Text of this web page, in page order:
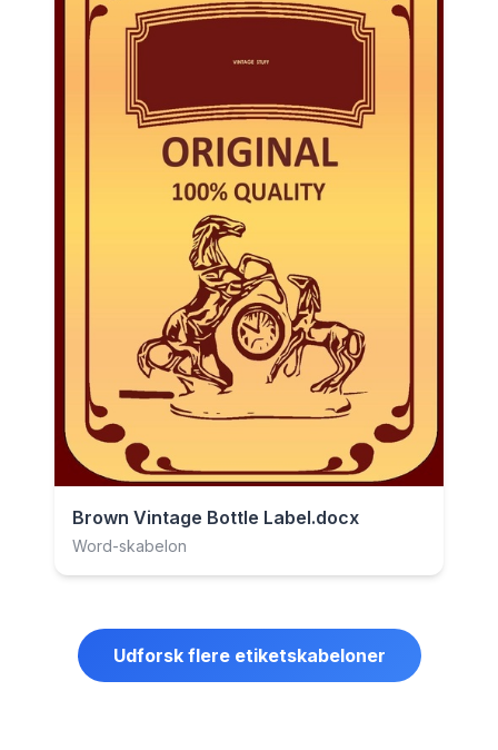
Brown Vintage Bottle Label.docx
Word-skabelon
Udforsk flere etiketskabeloner